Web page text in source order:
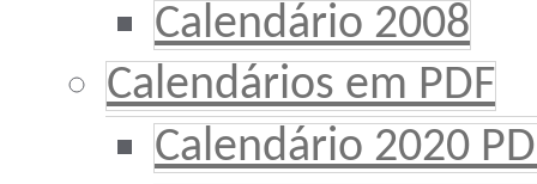
Calendário 2008
Calendários em PDF
Calendário 2020